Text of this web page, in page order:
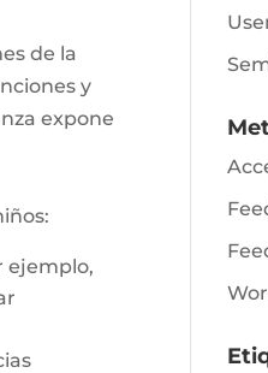
de la
y
expone
ejemplo,